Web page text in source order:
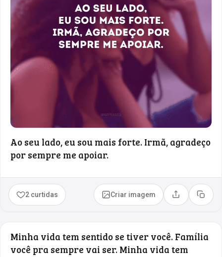
Ao seu lado, eu sou mais forte. Irmã, agradeço
por sempre me apoiar.
2 curtidas Criar imagem Compartilhar
Copiar
Minha vida tem sentido se tiver você. Família
você pra sempre vai ser. Minha vida tem